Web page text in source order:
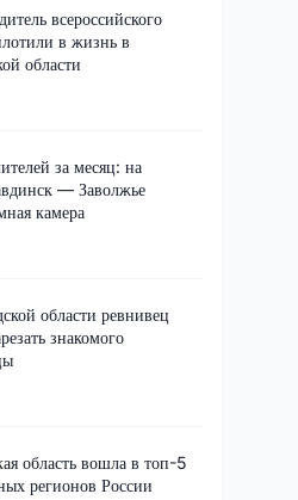
всероссийского
в жизнь в
области
за месяц: на
— Заволжье
камера
области ревнивец
знакомого
область вошла в топ-5
регионов России